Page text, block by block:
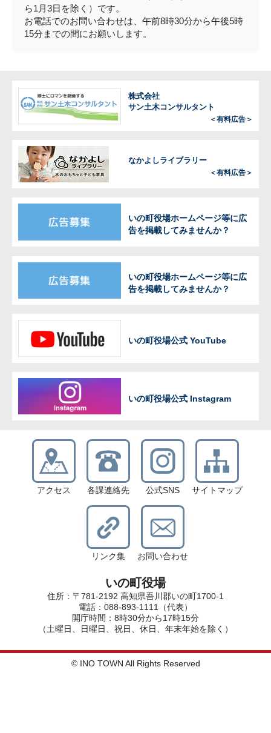
ら1月3日を除く）です。
お電話でのお問い合わせは、午前8時30分から午後5時
15分までの間にお願いします。
株式会社
サン土木コンサルタント
＜有料広告＞
なかよしライブラリー
＜有料広告＞
いの町役場ホームページ等に広
告を掲載してみませんか？
いの町役場ホームページ等に広
告を掲載してみませんか？
いの町役場公式 YouTube
いの町役場公式 Instagram
いの町役場
住所：〒781-2192 高知県吾川郡いの町1700-1
電話：088-893-1111（代表）
開庁時間：8時30分から17時15分
（土曜日、日曜日、祝日、休日、年末年始を除く）
アクセス 各課連絡先 公式SNS サイトマップ
リンク集 お問い合わせ
© INO TOWN All Rights Reserved